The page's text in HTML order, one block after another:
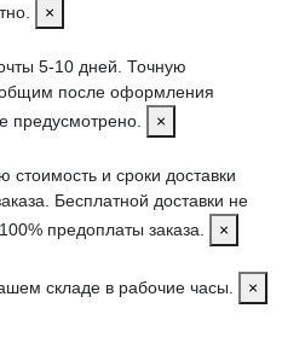
×
5-10 дней. Точную
после оформления
предусмотрено.
×
стоимость и сроки доставки
Бесплатной доставки не
предоплаты заказа.
×
складе в рабочие часы.
×